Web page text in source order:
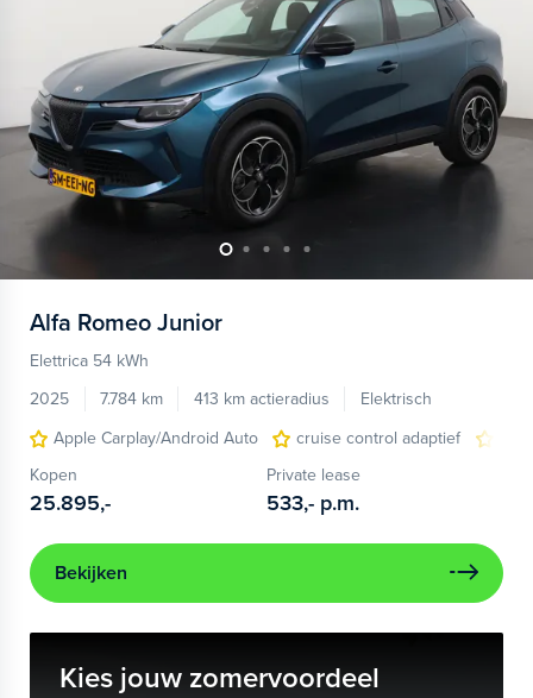
Alfa Romeo Junior
Elettrica 54 kWh
2025
7.784 km 413 km actieradius
Elektrisch
Apple Carplay/Android Auto
cruise control adaptief
Kopen
25.895,-
Private lease
533,- p.m.
Bekijken
Kies jouw zomervoordeel